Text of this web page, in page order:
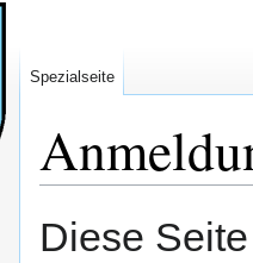
Navigation
Suche
Diese
Spezialseite